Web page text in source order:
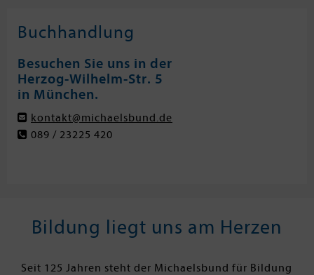
Buchhandlung
Besuchen Sie uns in der
Herzog-Wilhelm-Str. 5
in München.
kontakt@michaelsbund.de
089 / 23225 420
Bildung liegt uns am Herzen
Seit 125 Jahren steht der Michaelsbund für Bildung